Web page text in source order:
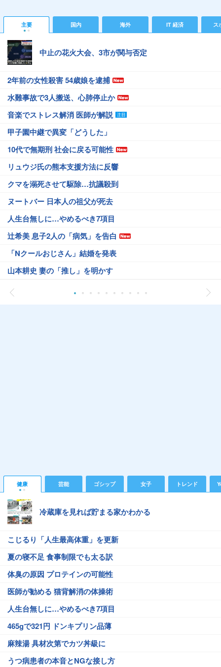
主要 国内 海外 IT 経済 ス
中止の花火大会、3市が関与否定
2年前の女性殺害 54歳娘を逮捕
水難事故で3人搬送、心肺停止か
音楽でストレス解消 医師が解説
甲子園中継で異変「どうした」
10代で無期刑 社会に戻る可能性
リュウジ氏の熊本支援方法に反響
クマを溺死させて駆除…抗議殺到
ヌートバー 日本人の祖父が死去
人生台無しに…やめるべき7項目
辻希美 息子2人の「病気」を告白
「Nクールおじさん」結婚を発表
山本耕史 妻の「推し」を明かす
健康 芸能 ゴシップ 女子 トレンド
冷蔵庫を見れば貯まる家かわかる
こじるり「人生最高体重」を更新
夏の寝不足 食事制限でも太る訳
体臭の原因 プロテインの可能性
医師が勧める 猫背解消の体操術
人生台無しに…やめるべき7項目
465gで321円 ドンキプリン品薄
麻辣湯 具材次第でカツ丼級に
うつ病患者の本音とNGな接し方